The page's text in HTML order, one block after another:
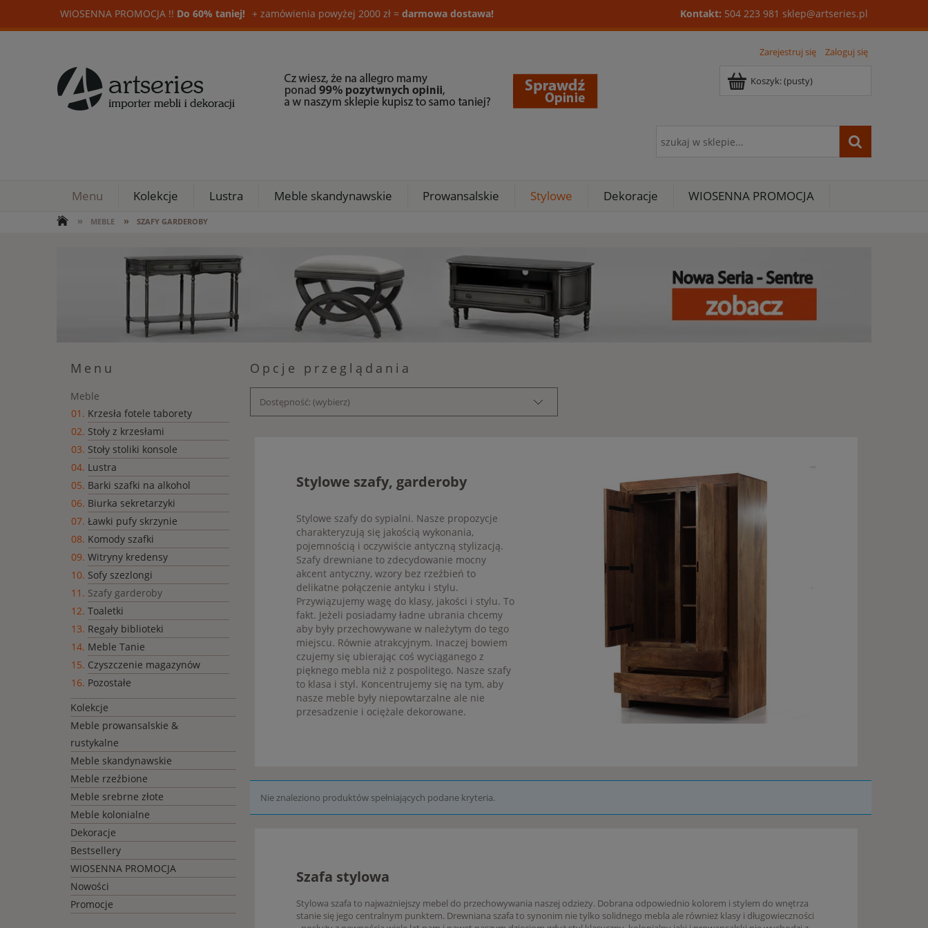
WIOSENNA PROMOCJA !! Do 60% taniej! + zamówienia powyżej 2000 zł = darmowa dostawa! Kontakt: 504 223 981 sklep@artseries.pl
Zarejestruj się Zaloguj się
Koszyk:(pusty)
Menu Kolekcje Lustra Meble skandynawskie Prowansalskie Stylowe Dekoracje WIOSENNA PROMOCJA
» MEBLE » SZAFY GARDEROBY
Menu
Meble
Krzesła fotele taborety
Stoły z krzesłami
Stoły stoliki konsole
Lustra
Barki szafki na alkohol
Biurka sekretarzyki
Ławki pufy skrzynie
Komody szafki
Witryny kredensy
Sofy szezlongi
Szafy garderoby
Toaletki
Regały biblioteki
Meble Tanie
Czyszczenie magazynów
Pozostałe
Kolekcje
Meble prowansalskie &
rustykalne
Meble skandynawskie
Meble rzeźbione
Meble srebrne złote
Meble kolonialne
Dekoracje
Bestsellery
WIOSENNA PROMOCJA
Nowości
Promocje
Opcje przeglądania
Dostępność: (wybierz)
Stylowe szafy, garderoby
Stylowe szafy do sypialni. Nasze propozycje
charakteryzują się jakością wykonania,
pojemnością i oczywiście antyczną stylizacją.
Szafy drewniane to zdecydowanie mocny
akcent antyczny, wzory bez rzeźbień to
delikatne połączenie antyku i stylu.
Przywiązujemy wagę do klasy, jakości i stylu. To
fakt. Jeżeli posiadamy ładne ubrania chcemy
aby były przechowywane w należytym do tego
miejscu. Równie atrakcyjnym. Inaczej bowiem
czujemy się ubierając coś wyciąganego z
pięknego mebla niż z pospolitego. Nasze szafy
to klasa i styl. Koncentrujemy się na tym, aby
nasze meble były niepowtarzalne ale nie
przesadzenie i ociężale dekorowane.
Nie znaleziono produktów spełniających podane kryteria.
Szafa stylowa
Stylowa szafa to najważniejszy mebel do przechowywania naszej odzieży. Dobrana odpowiednio kolorem i stylem do wnętrza
stanie się jego centralnym punktem. Drewniana szafa to synonim nie tylko solidnego mebla ale również klasy i długowieczności